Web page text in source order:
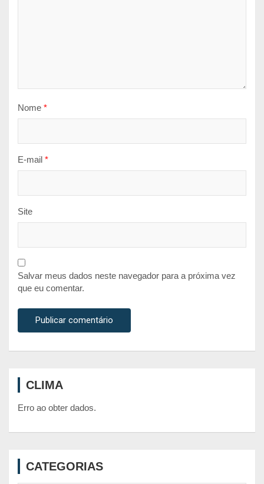
Nome *
E-mail *
Site
Salvar meus dados neste navegador para a próxima vez
que eu comentar.
CLIMA
Erro ao obter dados.
CATEGORIAS